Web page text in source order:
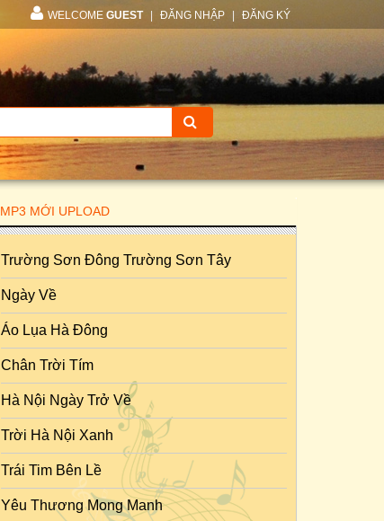
WELCOME GUEST ĐĂNG NHẬP ĐĂNG KÝ
MP3 MỚI UPLOAD
Trường Sơn Đông Trường Sơn Tây
Ngày Về
Áo Lụa Hà Đông
Chân Trời Tím
Hà Nội Ngày Trở Về
Trời Hà Nội Xanh
Trái Tim Bên Lề
Yêu Thương Mong Manh